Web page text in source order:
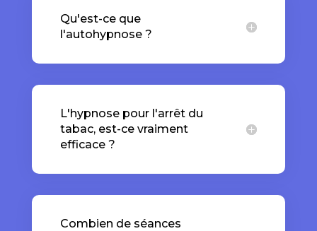
Qu'est-ce que
l'autohypnose ?
L'hypnose pour l'arrêt du
tabac, est-ce vraiment
efficace ?
Combien de séances